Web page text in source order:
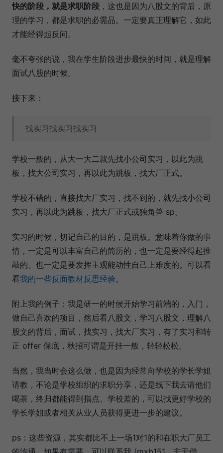
快的阶段，就是求职阶段 ，这也是因为八股文的背后，原
理的学习，都是求职的必需品。一定要真正理解它，如此
才能经得起反问。
毫不夸张的说，我在学生阶段进步最快的时间，就是理解
面试八股的时候。
接下来：
找实习找实习找实习
学校一般的，从大一大二就先找小公司实习，以此为跳
板，找大公司实习，再以此为跳板，找大厂正式。
学校不错的，直接找大厂实习，找不到的，就先找小公司
实习，再以此为跳板，找大厂正式或独角兽 sp。
实习的时候，切记自己的目的，是跳板。意味着你做的事
情，一定是可以丰富自己的简历的，也一定是要经得起推
敲的。也一定是要发挥主观能动性自己上难度的。可以看
看我的一些反面教材反思经验。
附上我的例子：我是研一的时候开始学习前端的，入门，
做自己喜欢的项目，然后看八股文，学习八股文，理解八
股文的背后，面试，找实习，找大厂实习，有了实习和转
正 offer 保底，秋招可谓是开挂一般，轻轻松松。
当然，我当时会这么做，也是因为经常向学校的学长学姐
请教，不论是学校组织的求职分享，还是线下我去请他们
喝茶，终归都能得到指点。学校差的，可以找更好学校的
学长学姐或者相关从业人员获得更进一步的建议。
ps：这些资源，其实都比不上一场1对1的和在职大厂员工